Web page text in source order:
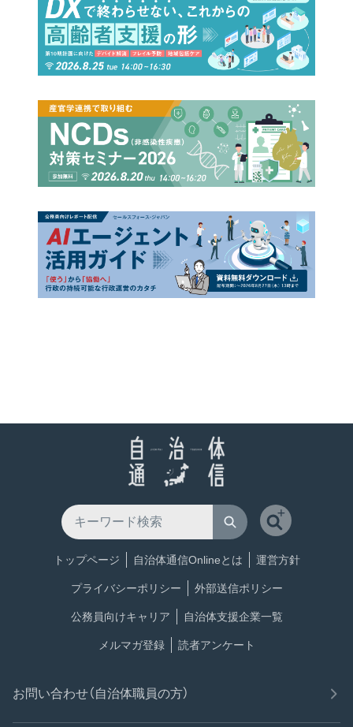
トップページ 自治体通信Onlineとは 運営方針
プライバシーポリシー 外部送信ポリシー
公務員向けキャリア 自治体支援企業一覧
メルマガ登録 読者アンケート
お問い合わせ（自治体職員の方）